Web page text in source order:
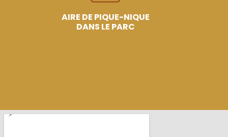
AIRE DE PIQUE-NIQUE
DANS LE PARC